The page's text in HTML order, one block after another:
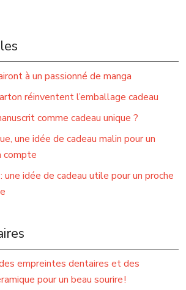
à un passionné de manga
réinventent l’emballage cadeau
comme cadeau unique ?
une idée de cadeau malin pour un
compte
une idée de cadeau utile pour un proche
empreintes dentaires et des
pour un beau sourire !